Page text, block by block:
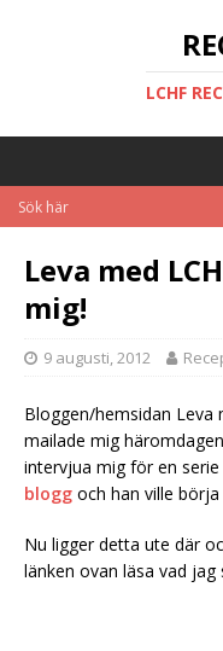
LCHF
Leva med
mig!
9 augusti, 2012
Bloggen/hemsidan Leva
mailade mig
intervjua mig för en
blogg och han ville
Nu ligger detta ute där
länken ovan läsa vad